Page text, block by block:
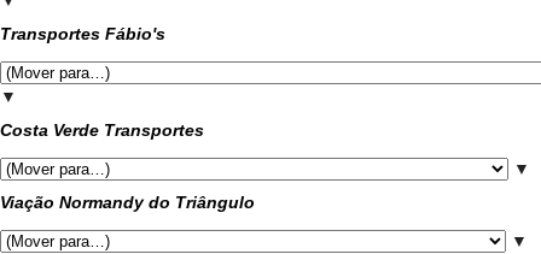
Transportes Fábio's
▼
Costa Verde Transportes
▼
Viação Normandy do Triângulo
▼